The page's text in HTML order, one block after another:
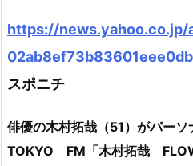
https://news.yahoo.co.jp/
スポニチ
俳優の木村拓哉（51）がパーソ
TOKYO FM「木村拓哉